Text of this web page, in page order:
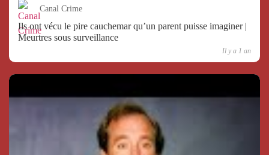
Canal Crime
Ils ont vécu le pire cauchemar qu’un parent puisse imaginer |
Meurtres sous surveillance
Il y a 1 an